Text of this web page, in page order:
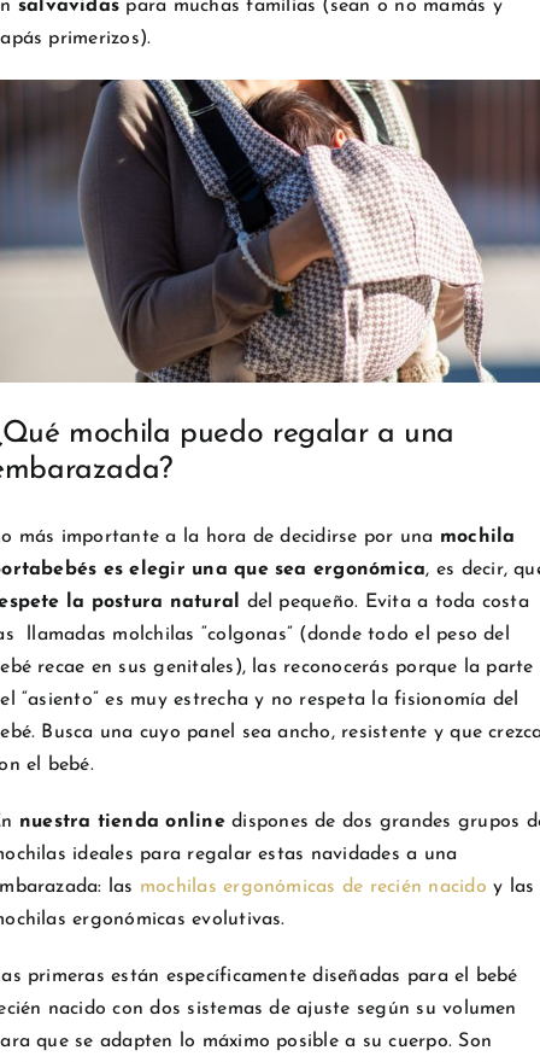
salvavidas para muchas familias (sean o no mamás y
primerizos).
mochila puedo regalar a una
más importante a la hora de decidirse por una mochila
es elegir una que sea ergonómica, es decir,
la postura natural
del pequeño. Evita a toda costa
llamadas molchilas “colgonas” (donde todo el peso del
recae en sus genitales), las reconocerás porque la parte
“asiento” es muy estrecha y no respeta la fisionomía del
Busca una cuyo panel sea ancho, resistente y que
el bebé.
nuestra tienda onlinedispones de dos grandes grupos
ideales para regalar estas navidades a una
las mochilas ergonómicas de recién nacido y las
ergonómicas evolutivas.
primeras están específicamente diseñadas para el bebé
nacido con dos sistemas de ajuste según su volumen
que se adapten lo máximo posible a su cuerpo. Son